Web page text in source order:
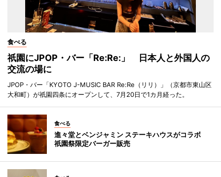
食べる
祇園にJPOP・バー「Re:Re:」 日本人と外国人の
交流の場に
JPOP・バー「KYOTO J-MUSIC BAR Re:Re（リリ）」（京都市東山区
大和町）が祇園四条にオープンして、7月20日で1カ月経った。
食べる
進々堂とベンジャミン ステーキハウスがコラボ
祇園祭限定バーガー販売